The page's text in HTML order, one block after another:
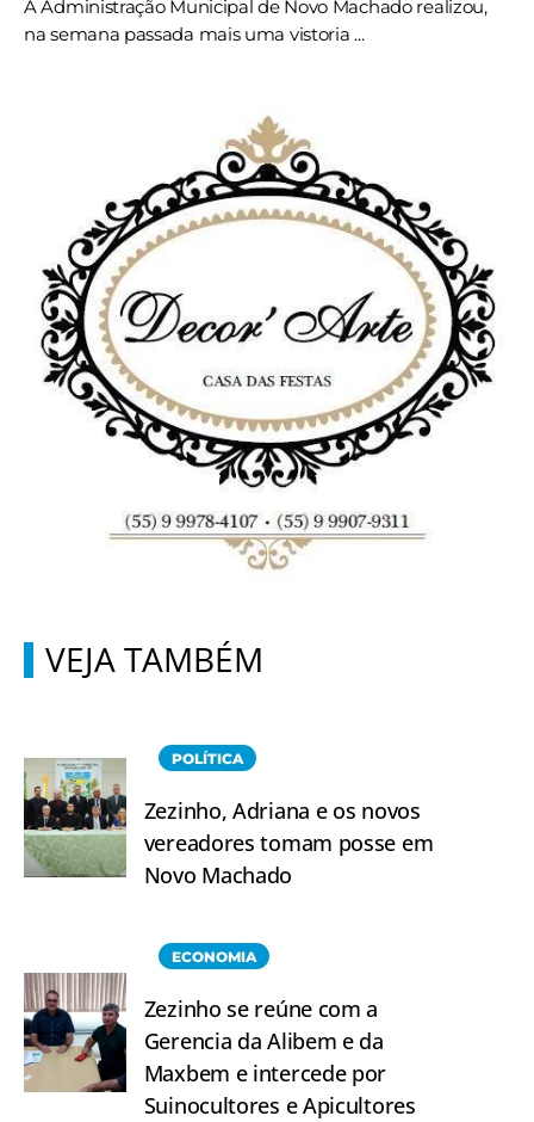
A Administração Municipal de Novo Machado realizou,
na semana passada mais uma vistoria ...
VEJA TAMBÉM
POLÍTICA
Zezinho, Adriana e os novos
vereadores tomam posse em
Novo Machado
ECONOMIA
Zezinho se reúne com a
Gerencia da Alibem e da
Maxbem e intercede por
Suinocultores e Apicultores